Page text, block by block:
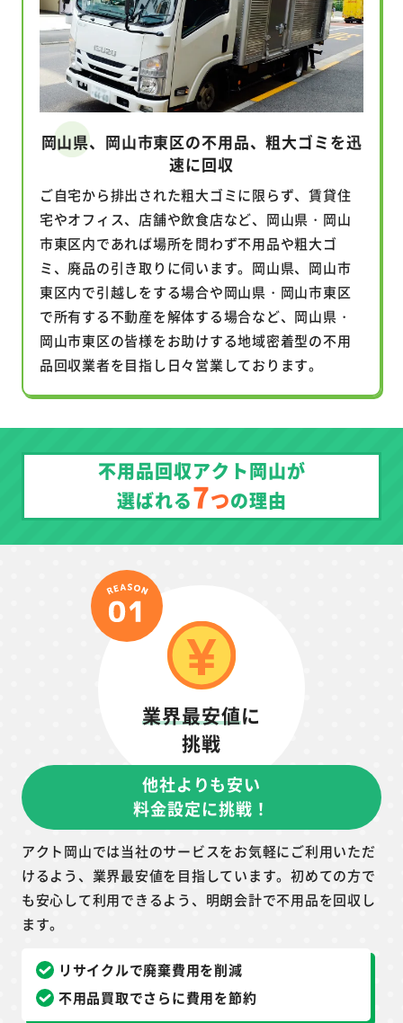
岡山県、岡山市東区の不用品、粗大ゴミを迅
速に回収
ご自宅から排出された粗大ゴミに限らず、賃貸住
宅やオフィス、店舗や飲食店など、岡山県・岡山
市東区内であれば場所を問わず不用品や粗大ゴ
ミ、廃品の引き取りに伺います。岡山県、岡山市
東区内で引越しをする場合や岡山県・岡山市東区
で所有する不動産を解体する場合など、岡山県・
岡山市東区の皆様をお助けする地域密着型の不用
品回収業者を目指し日々営業しております。
不用品回収アクト岡山が
選ばれる7つの理由
業界最安値に
挑戦
他社よりも安い
料金設定に挑戦！
アクト岡山では当社のサービスをお気軽にご利用いただ
けるよう、業界最安値を目指しています。初めての方で
も安心して利用できるよう、明朗会計で不用品を回収し
ます。
リサイクルで廃棄費用を削減
不用品買取でさらに費用を節約